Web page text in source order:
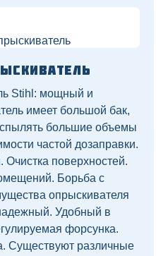
Stihl: мощный и
имеет большой бак,
большие объемы
частой дозаправки.
Очистка поверхностей.
Борьба с
опрыскивателя
Удобный в
форсунка.
Существуют различные